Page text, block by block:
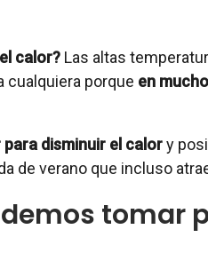
calor? Las altas
cualquiera porque en
disminuir el calory
de verano que incluso
tomar